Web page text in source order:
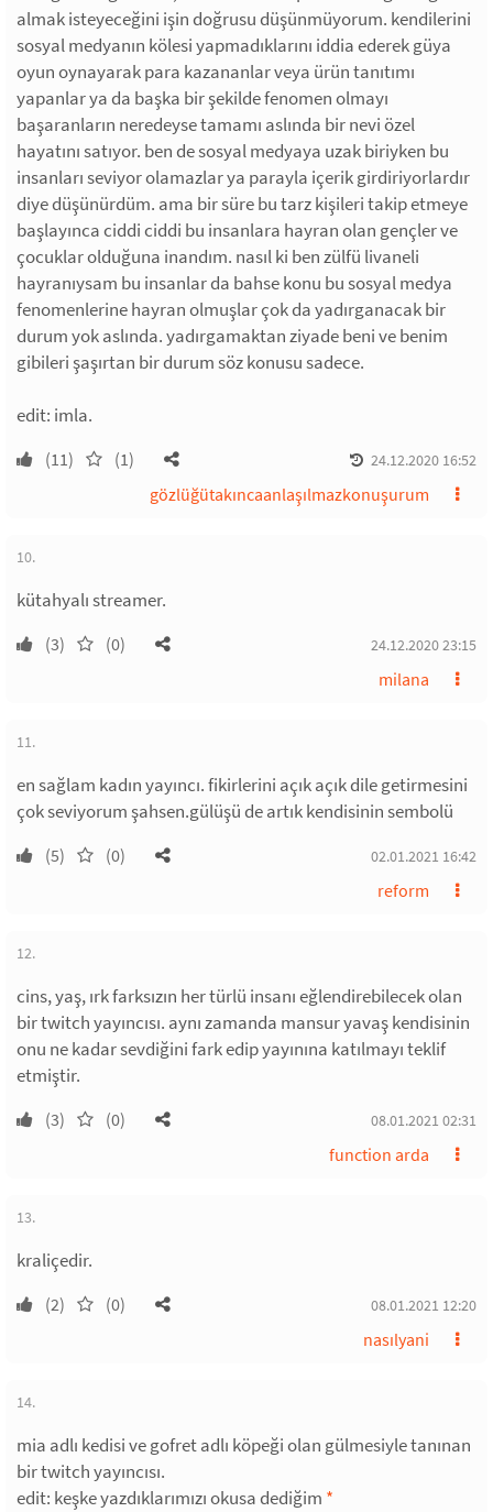
almak isteyeceğini işin doğrusu düşünmüyorum. kendilerini
sosyal medyanın kölesi yapmadıklarını iddia ederek güya
oyun oynayarak para kazananlar veya ürün tanıtımı
yapanlar ya da başka bir şekilde fenomen olmayı
başaranların neredeyse tamamı aslında bir nevi özel
hayatını satıyor. ben de sosyal medyaya uzak biriyken bu
insanları seviyor olamazlar ya parayla içerik girdiriyorlardır
diye düşünürdüm. ama bir süre bu tarz kişileri takip etmeye
başlayınca ciddi ciddi bu insanlara hayran olan gençler ve
çocuklar olduğuna inandım. nasıl ki ben zülfü livaneli
hayranıysam bu insanlar da bahse konu bu sosyal medya
fenomenlerine hayran olmuşlar çok da yadırganacak bir
durum yok aslında. yadırgamaktan ziyade beni ve benim
gibileri şaşırtan bir durum söz konusu sadece.
edit: imla.
(11) (1) 24.12.2020 16:52
gözlüğütakıncaanlaşılmazkonuşurum
10.
kütahyalı streamer.
(3) (0) 24.12.2020 23:15
milana
11.
en sağlam kadın yayıncı. fikirlerini açık açık dile getirmesini
çok seviyorum şahsen.gülüşü de artık kendisinin sembolü
(5) (0) 02.01.2021 16:42
reform
12.
cins, yaş, ırk farksızın her türlü insanı eğlendirebilecek olan
bir twitch yayıncısı. aynı zamanda mansur yavaş kendisinin
onu ne kadar sevdiğini fark edip yayınına katılmayı teklif
etmiştir.
(3) (0) 08.01.2021 02:31
function arda
13.
kraliçedir.
(2) (0) 08.01.2021 12:20
nasılyani
14.
mia adlı kedisi ve gofret adlı köpeği olan gülmesiyle tanınan
bir twitch yayıncısı.
edit: keşke yazdıklarımızı okusa dediğim *